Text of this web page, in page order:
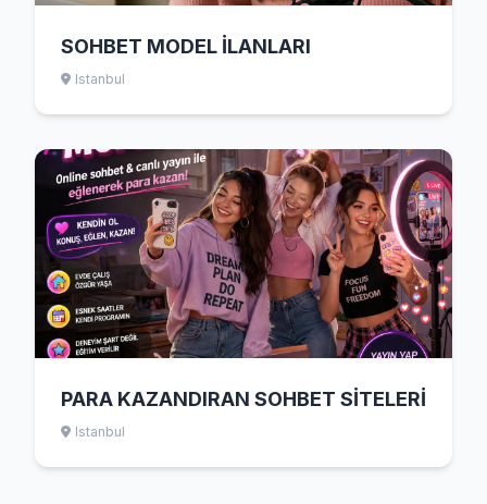
SOHBET MODEL İLANLARI
Istanbul
PARA KAZANDIRAN SOHBET SİTELERİ
Istanbul